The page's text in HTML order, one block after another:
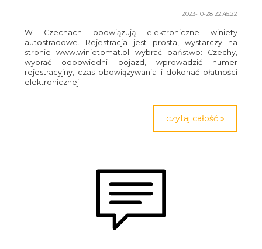
2023-10-28 22:45:22
W Czechach obowiązują elektroniczne winiety
autostradowe. Rejestracja jest prosta, wystarczy na
stronie www.winietomat.pl wybrać państwo: Czechy,
wybrać odpowiedni pojazd, wprowadzić numer
rejestracyjny, czas obowiązywania i dokonać płatności
elektronicznej.
czytaj całość »